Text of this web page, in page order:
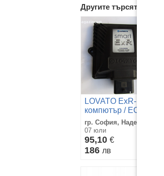
Другите търсят също
LOVATO ExR-
компютър / ECU /
газов инжекцион
ловато
гр. София, Надежда 1
07 юли
95,10 €
186 лв